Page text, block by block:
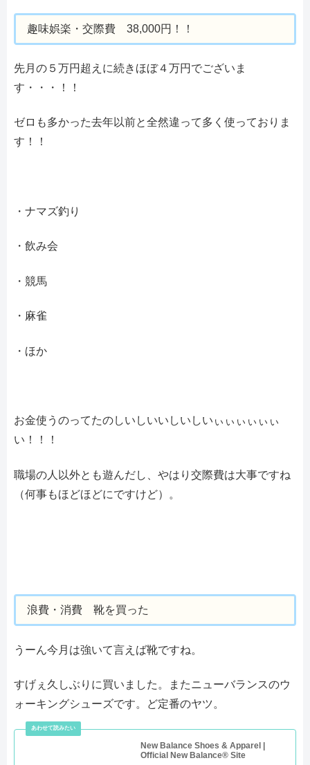
趣味娯楽・交際費 38,000円！！
先月の５万円超えに続きほぼ４万円でございま
す・・・！！
ゼロも多かった去年以前と全然違って多く使っておりま
す！！
・ナマズ釣り
・飲み会
・競馬
・麻雀
・ほか
お金使うのってたのしいしいいしいしいぃぃぃぃぃぃ
い！！！
職場の人以外とも遊んだし、やはり交際費は大事ですね
（何事もほどほどにですけど）。
浪費・消費 靴を買った
うーん今月は強いて言えば靴ですね。
すげぇ久しぶりに買いました。またニューバランスのウ
ォーキングシューズです。ど定番のヤツ。
New Balance Shoes & Apparel |
Official New Balance® Site